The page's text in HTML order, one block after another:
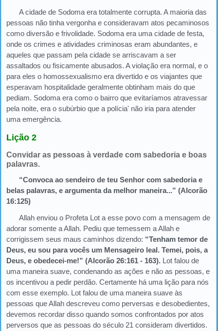
A cidade de Sodoma era totalmente corrupta. A maioria das
pessoas não tinha vergonha e consideravam atos pecaminosos
como diversão e frivolidade. Sodoma era uma cidade de festa,
onde os crimes e atividades criminosas eram abundantes, e
aqueles que passam pela cidade se arriscavam a ser
assaltados ou fisicamente abusados. A violação era normal, e o
para eles o homossexualismo era divertido e os viajantes que
esperavam hospitalidade geralmente obtinham mais do que
pediam. Sodoma era como o bairro que evitaríamos atravessar
pela noite, era o subúrbio que a polícia' não iria para atender
uma emergência.
Lição 2
Convidar as pessoas à verdade com sabedoria e boas
palavras.
“Convoca ao sendeiro de teu Senhor com sabedoria e
belas palavras, e argumenta da melhor maneira...” (Alcorão
16:125)
Allah enviou o Profeta Lot a esse povo com a mensagem de
adorar somente a Allah. Pediu que temessem a Allah e
corrigissem seus maus caminhos dizendo: “Tenham temor de
Deus, eu sou para vocês um Mensageiro leal. Temei, pois, a
Deus, e obedecei-me!” (Alcorão 26:161 - 163). Lot falou de
uma maneira suave, condenando as ações e não as pessoas, e
os incentivou a pedir perdão. Certamente há uma lição para nós
com esse exemplo. Lot falou de uma maneira suave às
pessoas que Allah descreveu como perversas e desobedientes,
devemos recordar disso quando somos confrontados por atos
perversos que as pessoas do século 21 consideram divertidos.